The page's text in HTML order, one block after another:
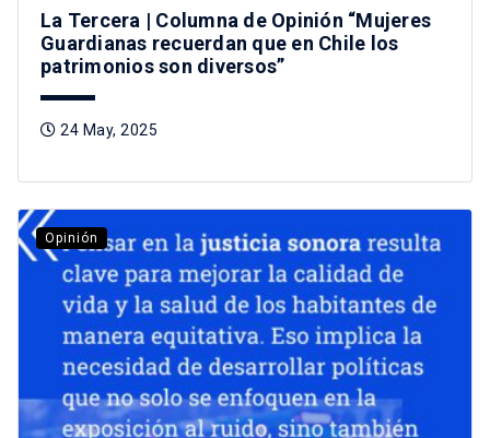
La Tercera | Columna de Opinión “Mujeres
Guardianas recuerdan que en Chile los
patrimonios son diversos”
24 May, 2025
Opinión